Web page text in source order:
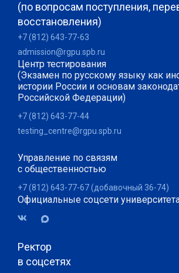
(по вопросам поступления,
восстановления)
+7 (812) 643-77-63
admission@rgpu.spb.ru
Центр тестирования
(Экзамен по русскому языку как
истории России и основам
Российской Федерации)
+7 (812) 643-77-44
testing_centre@rgpu.spb.ru
Управление по связям
с общественностью
+7 (812) 643-77-67 (добавочный 36-74)
Официальные соцсети
Ректор
в соцсетях